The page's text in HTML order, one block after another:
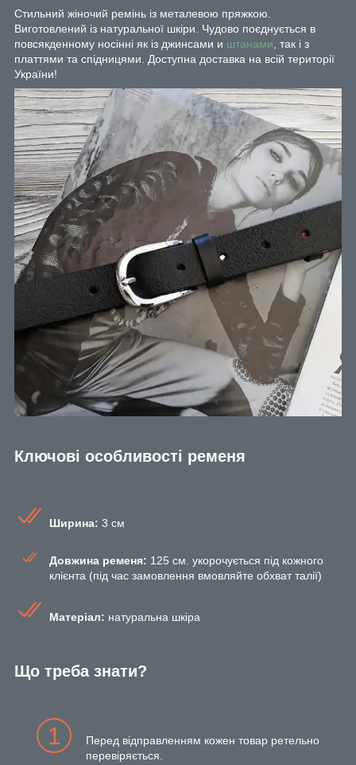
Стильний жіночий ремінь із металевою пряжкою.
Виготовлений із натуральної шкіри. Чудово поєднується в
повсякденному носінні як із джинсами и штанами , так і з
платтями та спідницями. Доступна доставка на всій території
України!
Ключові особливості ременя
Ширина: 3 см
Довжина ременя: 125 см. укорочується під кожного
клієнта (під час замовлення вмовляйте обхват талії)
Матеріал: натуральна шкіра
Що треба знати?
1
Перед відправленням кожен товар ретельно
перевіряється.